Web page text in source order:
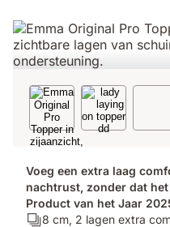
Voeg een extra laag
nachtrust, zonder dat
Product van het Jaar
Aantal8 cm, 2 lagen extra